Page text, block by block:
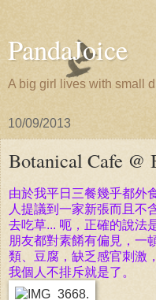
PandaJoice
A big girl lives with small
10/09/2013
Botanical Cafe @
由於我平日三餐幾乎都外
人提議到一家新張而且不
去吃草... 呃，正確的說法
朋友都對素餚有偏見，一
類、豆腐，缺乏感官刺激
我個人不排斥就是了。